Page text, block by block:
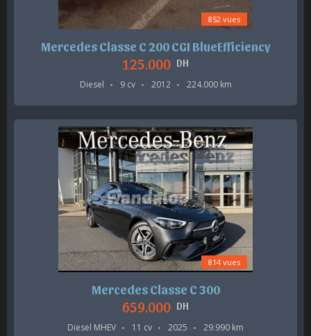
852 vues
Mercedes Classe C 200 CGI BlueEfficiency
125.000 DH
Diesel 9 cv 2012 224.000 km
814 vues
Mercedes Classe C 300
659.000 DH
Diesel MHEV 11 cv 2025 29.990 km